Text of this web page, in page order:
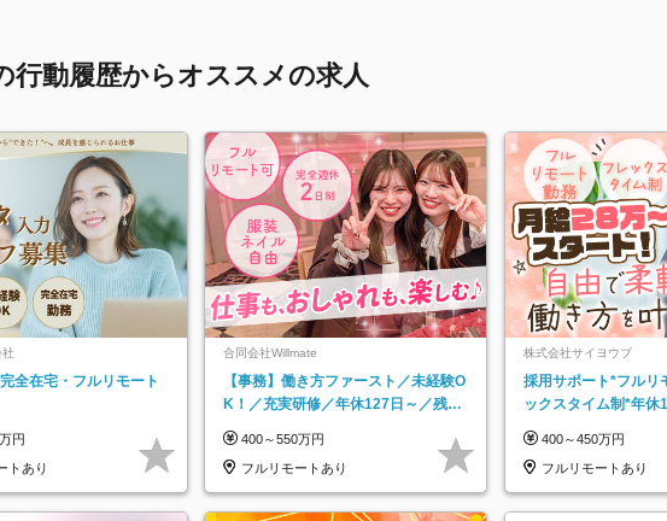
行動履歴からオススメの求人
全在宅・フルリモート
円
トあり
合同会社Willmate
【事務】働き方ファースト／未経験O
K！／充実研修／年休127日～／残業
400～550万円
フルリモートあり
株式会社サイヨウブ
採用サポート*フルリ
ックスタイム制*年休
400～450万円
フルリモートあり